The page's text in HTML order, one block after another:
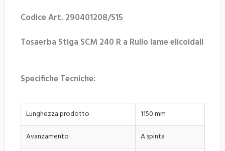
Codice Art. 290401208/S15
Tosaerba Stiga SCM 240 R a Rullo lame elicoidali
Specifiche Tecniche:
Lunghezza prodotto
1150 mm
Avanzamento
A spinta